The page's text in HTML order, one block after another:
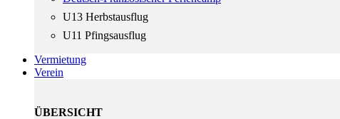
U13 Herbstausflug
U11 Pfingsausflug
Vermietung
Verein
ÜBERSICHT